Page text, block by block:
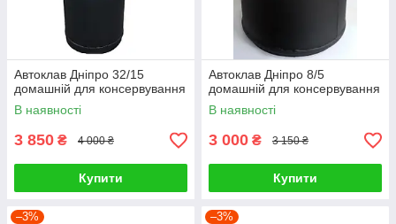
Автоклав Дніпро 32/15
домашній для консервування
В наявності
3 850 ₴ 4 000 ₴
Купити
Автоклав Дніпро 8/5
домашній для консервування
В наявності
3 000 ₴ 3 150 ₴
Купити
–3% –3%